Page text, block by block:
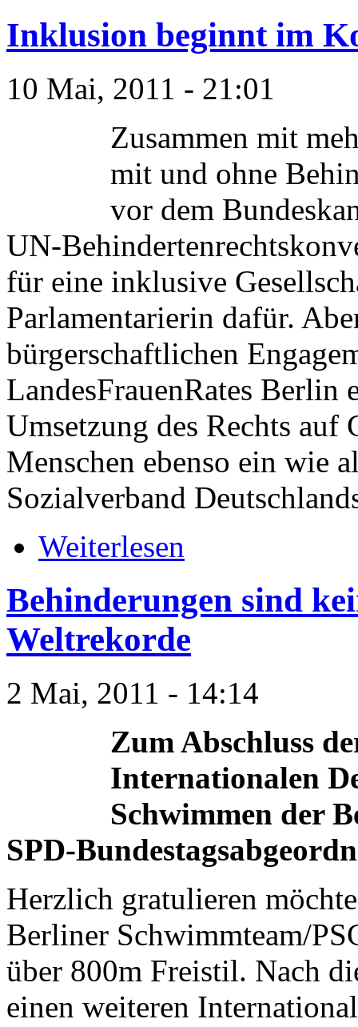
Inklusion beginnt im
10 Mai, 2011 - 21:01
Zusammen mit
mit und ohne
vor dem
UN-
für eine inklusive
Parlamentarierin dafür.
bürgerschaftlichen
LandesFrauenRates Berlin
Umsetzung des Rechts
Menschen ebenso ein wie
Sozialverband
Weiterlesen
Behinderungen sind
Weltrekorde
2 Mai, 2011 - 14:14
Zum Abschluss
Internationalen
Schwimmen der
SPD-
Herzlich gratulieren
Berliner Schwimmteam/
über 800m Freistil. Nach
einen weiteren